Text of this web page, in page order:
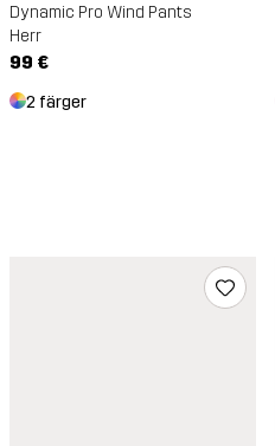
Dynamic Pro Wind Pants
Herr
99 €
2 färger